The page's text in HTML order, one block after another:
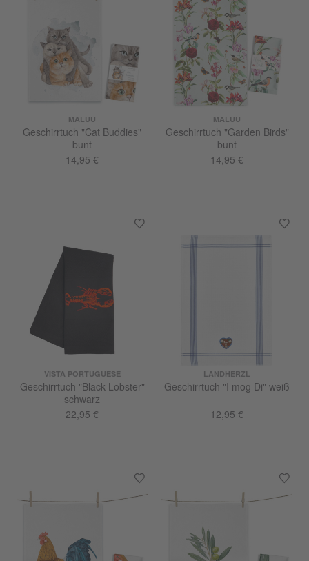
MALUU
Geschirrtuch "Cat Buddies"
bunt
14,95 €
MALUU
Geschirrtuch "Garden Birds"
bunt
14,95 €
VISTA PORTUGUESE
Geschirrtuch "Black Lobster"
schwarz
22,95 €
LANDHERZL
Geschirrtuch "I mog Di" weiß
12,95 €